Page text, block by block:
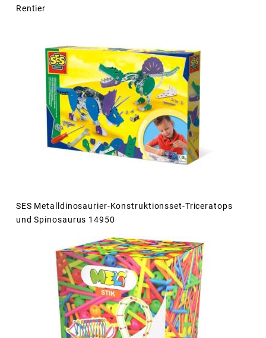
Rentier
SES Metalldinosaurier-Konstruktionsset-Triceratops
und Spinosaurus 14950